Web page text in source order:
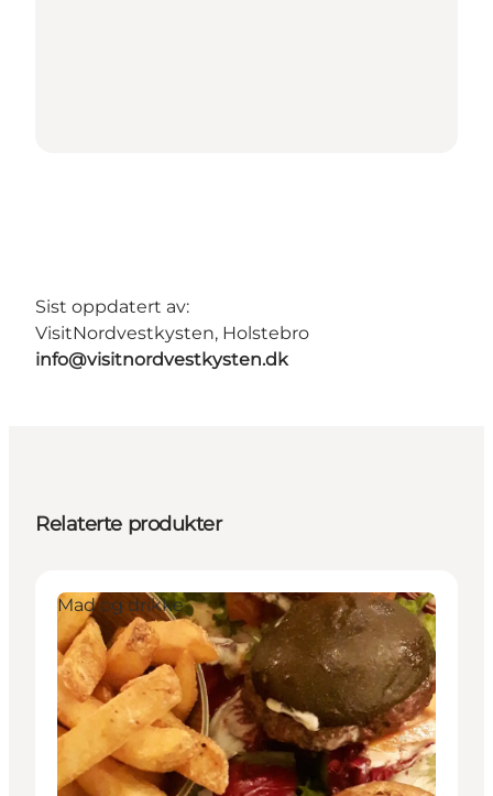
Sist oppdatert av:
VisitNordvestkysten, Holstebro
info@visitnordvestkysten.dk
Relaterte produkter
Mad og drikke